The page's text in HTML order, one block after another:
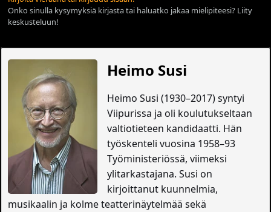
Onko sinulla kysymyksiä kirjasta tai haluatko jakaa mielipiteesi? Liity
keskusteluun!
Heimo Susi
Heimo Susi (1930–2017) syntyi
Viipurissa ja oli koulutukseltaan
valtiotieteen kandidaatti. Hän
työskenteli vuosina 1958–93
Työministeriössä, viimeksi
ylitarkastajana. Susi on
kirjoittanut kuunnelmia,
musikaalin ja kolme teatterinäytelmää sekä